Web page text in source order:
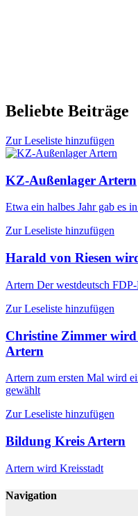
Beliebte Beiträge
Zur Leseliste hinzufügen
KZ-Außenlager Artern
Etwa ein halbes Jahr gab es
Zur Leseliste hinzufügen
Harald von Riesen
Artern Der westdeutsch
Zur Leseliste hinzufügen
Christine Zimmer wird
Artern
Artern zum ersten Mal wird
gewählt
Zur Leseliste hinzufügen
Bildung Kreis Artern
Artern wird Kreisstadt
Navigation